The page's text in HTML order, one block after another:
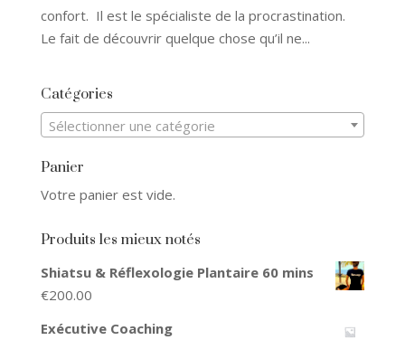
confort. Il est le spécialiste de la procrastination.
Le fait de découvrir quelque chose qu’il ne...
Catégories
Sélectionner une catégorie
Panier
Votre panier est vide.
Produits les mieux notés
Shiatsu & Réflexologie Plantaire 60 mins
€200.00
Exécutive Coaching